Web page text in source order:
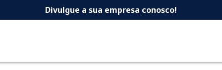
-Dicas
Divulgue a sua empresa conosco!